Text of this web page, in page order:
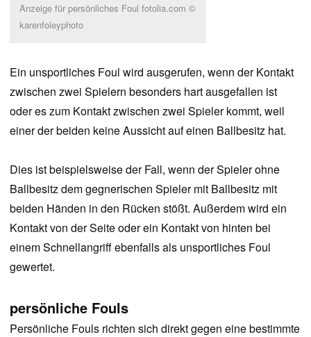
Anzeige für persönliches Foul fotolia.com ©
karenfoleyphoto
Ein unsportliches Foul wird ausgerufen, wenn der Kontakt
zwischen zwei Spielern besonders hart ausgefallen ist
oder es zum Kontakt zwischen zwei Spieler kommt, weil
einer der beiden keine Aussicht auf einen Ballbesitz hat.
Dies ist beispielsweise der Fall, wenn der Spieler ohne
Ballbesitz dem gegnerischen Spieler mit Ballbesitz mit
beiden Händen in den Rücken stößt. Außerdem wird ein
Kontakt von der Seite oder ein Kontakt von hinten bei
einem Schnellangriff ebenfalls als unsportliches Foul
gewertet.
persönliche Fouls
Persönliche Fouls richten sich direkt gegen eine bestimmte